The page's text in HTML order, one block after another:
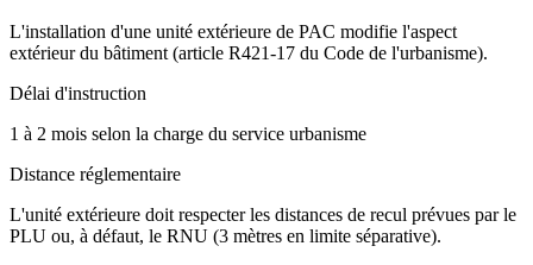
L'installation d'une unité extérieure de PAC modifie l'aspect
extérieur du bâtiment (article R421-17 du Code de l'urbanisme).
Délai d'instruction
1 à 2 mois selon la charge du service urbanisme
Distance réglementaire
L'unité extérieure doit respecter les distances de recul prévues par le
PLU ou, à défaut, le RNU (3 mètres en limite séparative).